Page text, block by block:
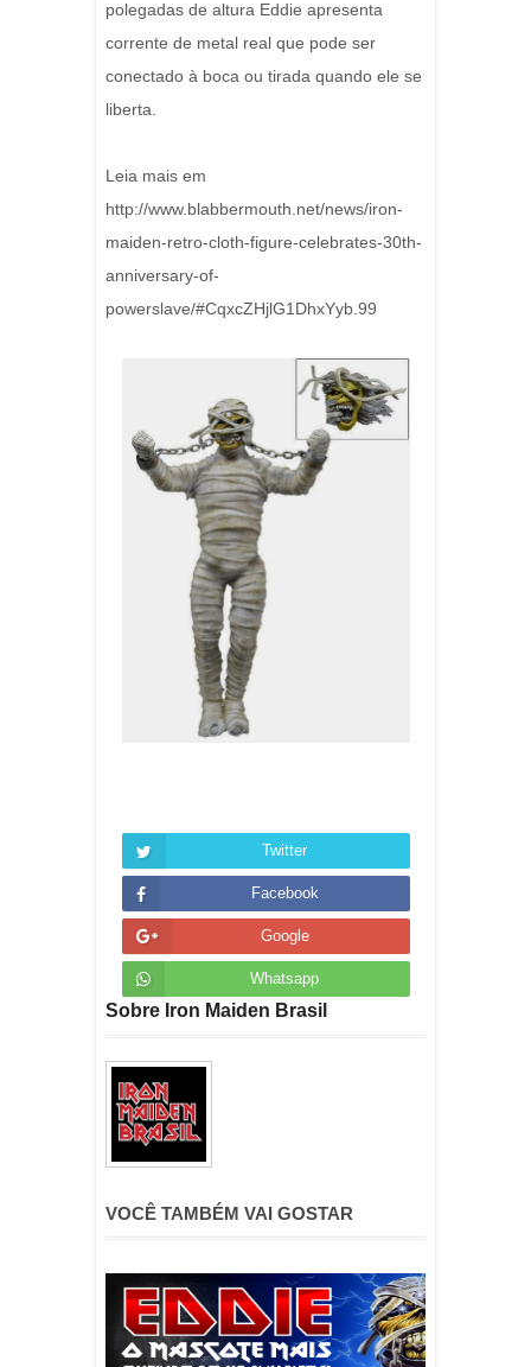
polegadas de altura Eddie apresenta
corrente de metal real que pode ser
conectado à boca ou tirada quando ele se
liberta.
Leia mais em
http://www.blabbermouth.net/news/iron-
maiden-retro-cloth-figure-celebrates-30th-
anniversary-of-
powerslave/#CqxcZHjlG1DhxYyb.99
Twitter
Facebook
Google
Whatsapp
Sobre Iron Maiden Brasil
VOCÊ TAMBÉM VAI GOSTAR